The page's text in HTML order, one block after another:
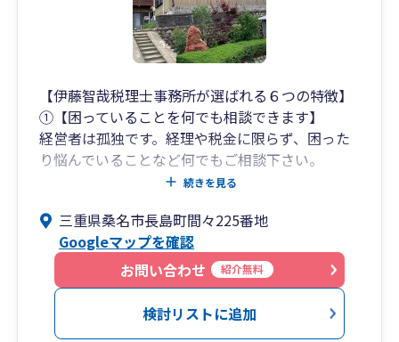
【伊藤智哉税理士事務所が選ばれる６つの特徴】
①【困っていることを何でも相談できます】
経営者は孤独です。経理や税金に限らず、困った
り悩んでいることなど何でもご相談下さい。
専門外のことでも、どの専門家に何を話せばよい
す。
②【経営者の気持ちの分かる税理士です】
私は顧問先ゼロから事務所を立ち上げましたの
で、起業した方の苦労もよくわかります。
また、現在スタッフも複数人在籍しておりますの
続きを見る
三重県桑名市長島町間々225番地
Googleマップを確認
お問い合わせ
紹介無料
検討リストに追加